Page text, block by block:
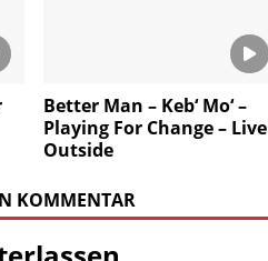
Better Man – Keb‘ Mo‘ –
Playing For Change – Live
Outside
KOMMENTAR